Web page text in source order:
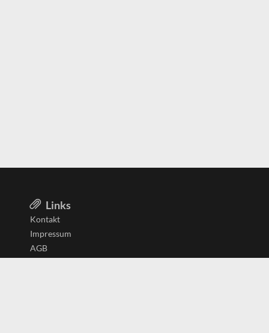
Links
Kontakt
Impressum
AGB